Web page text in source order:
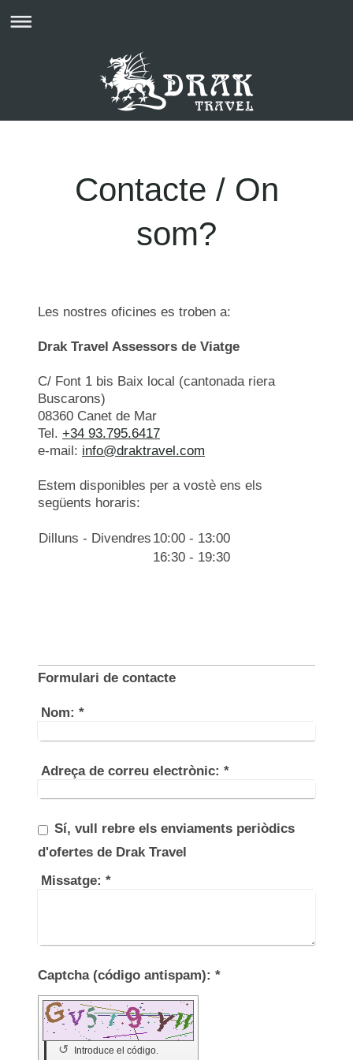
Contacte / On
som?
Les nostres oficines es troben a:
Drak Travel Assessors de Viatge
C/ Font 1 bis Baix local (cantonada riera
Buscarons)
08360 Canet de Mar
Tel. +34 93.795.6417
e-mail: info@draktravel.com
Estem disponibles per a vostè ens els
següents horaris:
Dilluns - Divendres 10:00 - 13:00
16:30 - 19:30
Formulari de contacte
Nom: *
Adreça de correu electrònic: *
Sí, vull rebre els enviaments periòdics
d'ofertes de Drak Travel
Missatge: *
Captcha (código antispam): *
Introduce el código.
↺